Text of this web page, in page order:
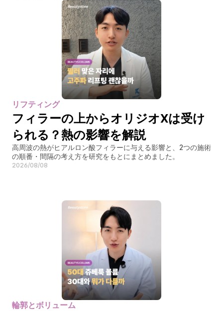
リフティング
フィラーの上からオリジオXは受け
られる？熱の影響を解説
高周波の熱がヒアルロン酸フィラーに与える影響と、2つの施術
の順番・間隔の考え方を研究をもとにまとめました。
2026/08/08
輪郭とボリューム